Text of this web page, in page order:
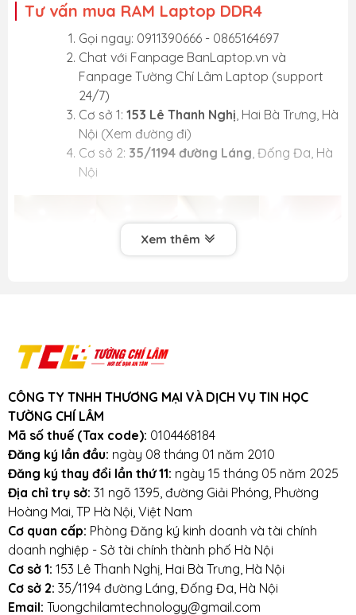
Tư vấn mua RAM Laptop DDR4
Gọi ngay: 0911390666 - 0865164697
Chat với Fanpage BanLaptop.vn và
Fanpage Tường Chí Lâm Laptop (support
24/7)
Cơ sở 1: 153 Lê Thanh Nghị, Hai Bà Trưng, Hà
Nội (Xem đường đi)
Cơ sở 2: 35/1194 đường Láng, Đống Đa, Hà
Nội
Vì sao nên mua RAM Laptop DDR4 tại
BanLaptop.vn
Tường Chí Lâm - Nơi để bạn yên tâm
CAM KẾT 100% HÀNG CHẤT LƯỢNG
Đối tác chính thức của các thương hiệu sản
xuất nổi tiếng Thế giới như: Kingston,
Western Digital, Memory Ghost
Xem thêm
CÔNG TY TNHH THƯƠNG MẠI VÀ DỊCH VỤ TIN HỌC
TƯỜNG CHÍ LÂM
Mã số thuế (Tax code): 0104468184
Đăng ký lần đầu: ngày 08 tháng 01 năm 2010
Đăng ký thay đổi lần thứ 11: ngày 15 tháng 05 năm 2025
Địa chỉ trụ sở: 31 ngõ 1395, đường Giải Phóng, Phường
Hoàng Mai, TP Hà Nội, Việt Nam
Cơ quan cấp: Phòng Đăng ký kinh doanh và tài chính
doanh nghiệp - Sở tài chính thành phố Hà Nội
Cơ sở 1: 153 Lê Thanh Nghị, Hai Bà Trưng, Hà Nội
Cơ sở 2: 35/1194 đường Láng, Đống Đa, Hà Nội
Email: Tuongchilamtechnology@gmail.com